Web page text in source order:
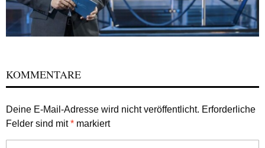
KOMMENTARE
Deine E-Mail-Adresse wird nicht veröffentlicht. Erforderliche
Felder sind mit* markiert